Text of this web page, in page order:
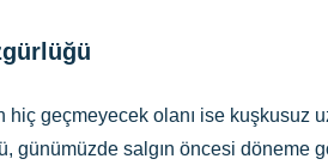
geçmeyecek olanı ise kuşkusuz
günümüzde salgın öncesi döneme